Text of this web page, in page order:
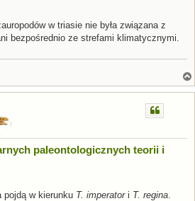
w triasie nie była związana z
bezpośrednio ze strefami klimatycznymi.
paleontologicznych teorii i
pojdą w kierunku T. imperatori T. regina